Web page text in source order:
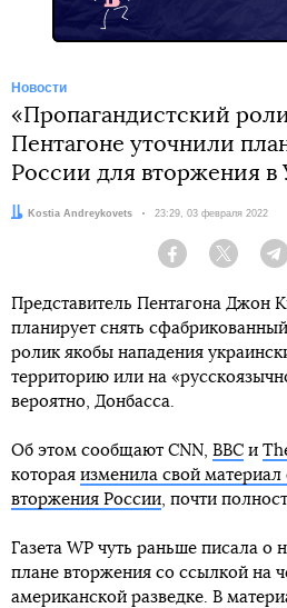
Новости
«Пропагандистский
Пентагоне уточнили
России для вторжения в
Автор:Kostia Andreykovets Дата:
23:29, 03 февраля 2022
Facebook Twitter
Представитель Пентагона Джон
планирует снять
ролик якобы нападения
территорию или на
вероятно, Донбасса.
Об этом сообщают CNN, ВВС и
которая изменила свой
вторжения России, почти
Газета WP чуть раньше писала о
плане вторжения со ссылкой на
американской разведке. В